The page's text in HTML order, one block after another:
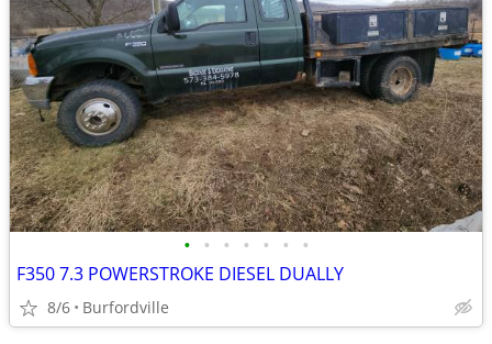
• • • • • • •
F350 7.3 POWERSTROKE DIESEL DUALLY
8/6 Burfordville